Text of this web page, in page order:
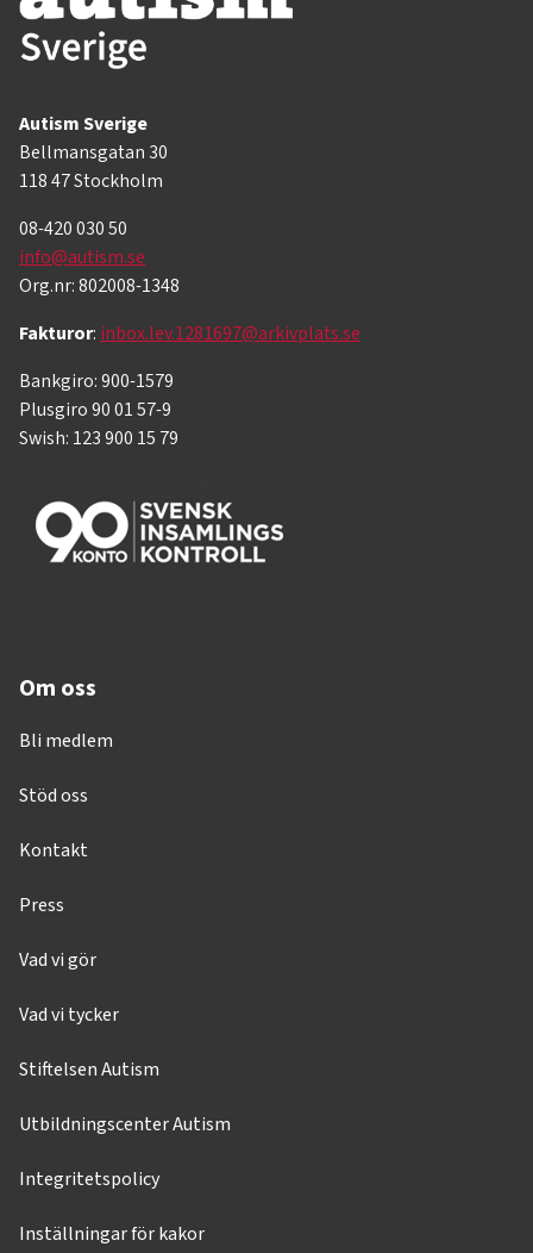
Autism Sverige
Bellmansgatan 30
118 47 Stockholm
08-420 030 50
info@autism.se
Org.nr: 802008-1348
Fakturor: inbox.lev.1281697@arkivplats.se
Bankgiro: 900-1579
Plusgiro 90 01 57-9
Swish: 123 900 15 79
Om oss
Bli medlem
Stöd oss
Kontakt
Press
Vad vi gör
Vad vi tycker
Stiftelsen Autism
Utbildningscenter Autism
Integritetspolicy
Inställningar för kakor